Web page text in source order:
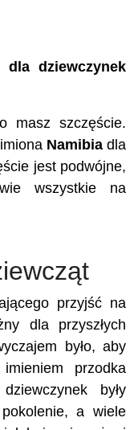
dla dziewczynek
masz szczęście.
Namibiadla
jest podwójne,
wszystkie na
przyjść na
dla przyszłych
było, aby
przodka
były
a wiele